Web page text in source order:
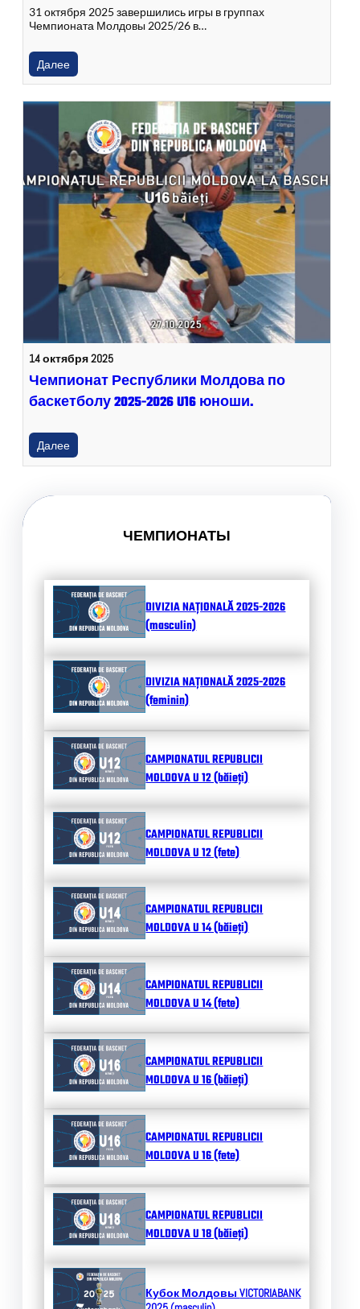
31 октября 2025 завершились игры в группах
Чемпионата Молдовы 2025/26 в…
Далее
14 октября 2025
Чемпионат Республики Молдова по
баскетболу 2025-2026 U16 юноши.
Далее
ЧЕМПИОНАТЫ
DIVIZIA NAȚIONALĂ 2025-2026
(masculin)
DIVIZIA NAȚIONALĂ 2025-2026
(feminin)
CAMPIONATUL REPUBLICII
MOLDOVA U 12 (băieți)
CAMPIONATUL REPUBLICII
MOLDOVA U 12 (fete)
CAMPIONATUL REPUBLICII
MOLDOVA U 14 (băieți)
CAMPIONATUL REPUBLICII
MOLDOVA U 14 (fete)
CAMPIONATUL REPUBLICII
MOLDOVA U 16 (băieți)
CAMPIONATUL REPUBLICII
MOLDOVA U 16 (fete)
CAMPIONATUL REPUBLICII
MOLDOVA U 18 (băieți)
Кубок МолдовыVICTORIABANK